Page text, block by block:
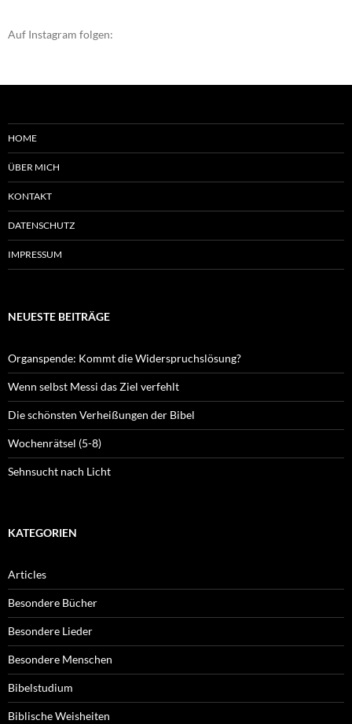
Auf Instagram folgen:
HOME
ÜBER MICH
KONTAKT
DATENSCHUTZ
IMPRESSUM
NEUESTE BEITRÄGE
Organspende: Kommt die Widerspruchslösung?
Wenn selbst Messi das Ziel verfehlt
Die schönsten Verheißungen der Bibel
Wochenrätsel (5-8)
Sehnsucht nach Licht
KATEGORIEN
Articles
Besondere Bücher
Besondere Lieder
Besondere Menschen
Bibelstudium
Biblische Weisheiten